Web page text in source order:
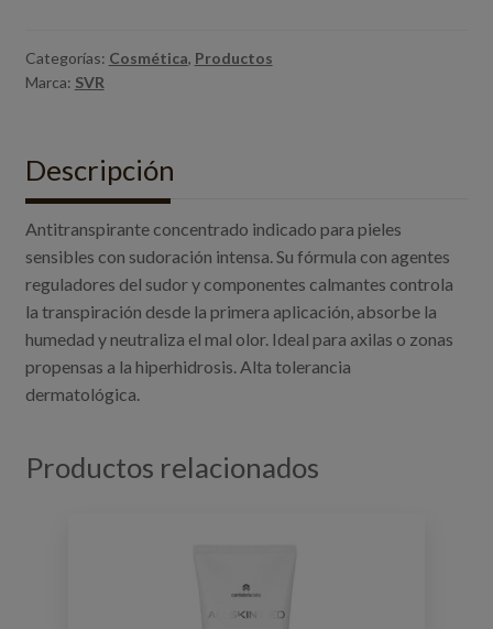
Categorías: Cosmética, Productos
Marca: SVR
Descripción
Antitranspirante concentrado indicado para pieles
sensibles con sudoración intensa. Su fórmula con agentes
reguladores del sudor y componentes calmantes controla
la transpiración desde la primera aplicación, absorbe la
humedad y neutraliza el mal olor. Ideal para axilas o zonas
propensas a la hiperhidrosis. Alta tolerancia
dermatológica.
Productos relacionados